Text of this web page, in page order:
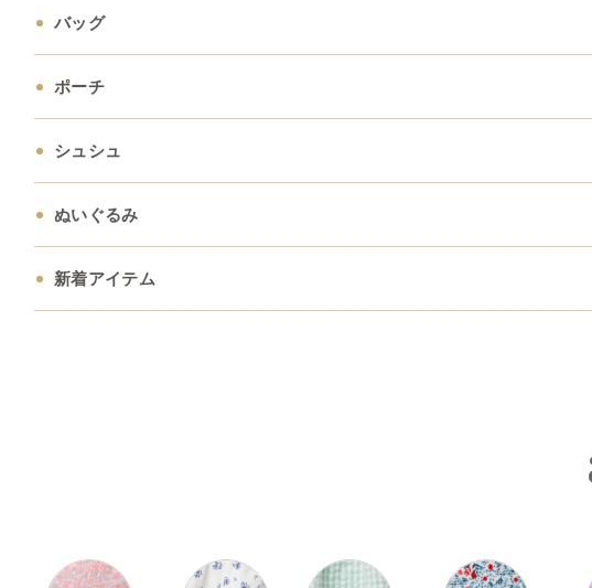
バッグ
ポーチ
シュシュ
ぬいぐるみ
新着アイテム